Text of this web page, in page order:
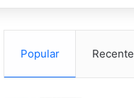
Popular Recente